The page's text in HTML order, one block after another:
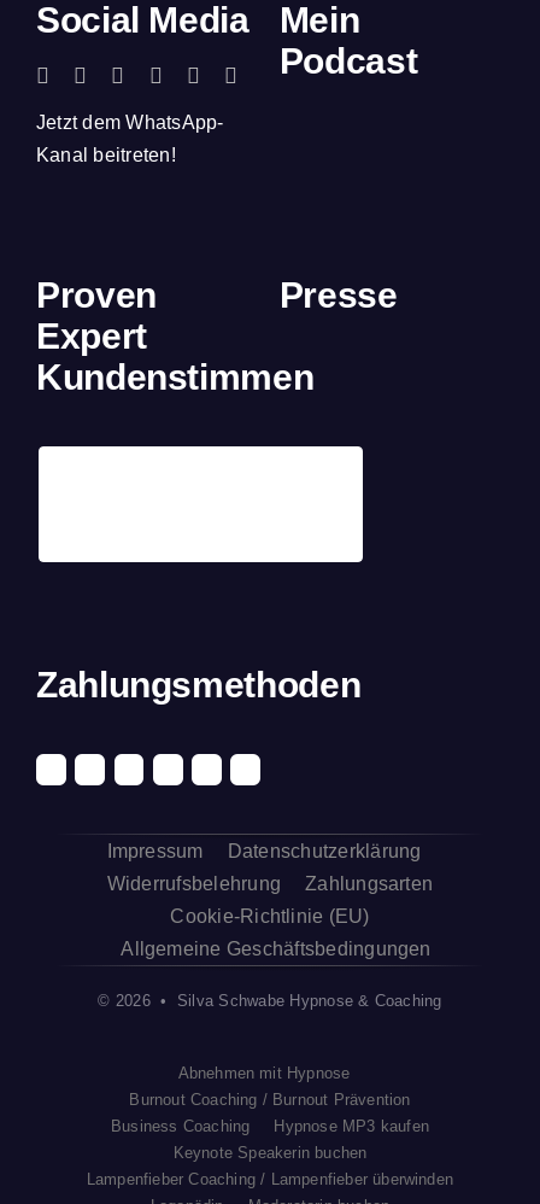
Social Media
Jetzt dem WhatsApp-
Kanal beitreten!
Mein
Podcast
Proven
Expert
Kundenstimmen
Presse
Zahlungsmethoden
Impressum
Datenschutzerklärung
Widerrufsbelehrung
Zahlungsarten
Cookie-Richtlinie (EU)
Allgemeine Geschäftsbedingungen
© 2026 • Silva Schwabe Hypnose & Coaching
Abnehmen mit Hypnose
Burnout Coaching / Burnout Prävention
Business Coaching
Hypnose MP3 kaufen
Keynote Speakerin buchen
Lampenfieber Coaching / Lampenfieber überwinden